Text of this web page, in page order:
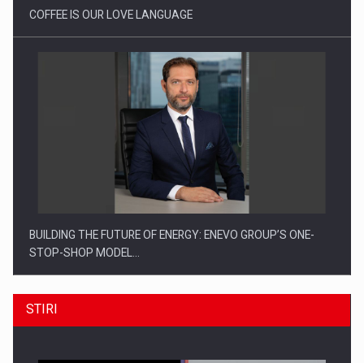
COFFEE IS OUR LOVE LANGUAGE
BUILDING THE FUTURE OF ENERGY: ENEVO GROUP’S ONE-
STOP-SHOP MODEL…
STIRI